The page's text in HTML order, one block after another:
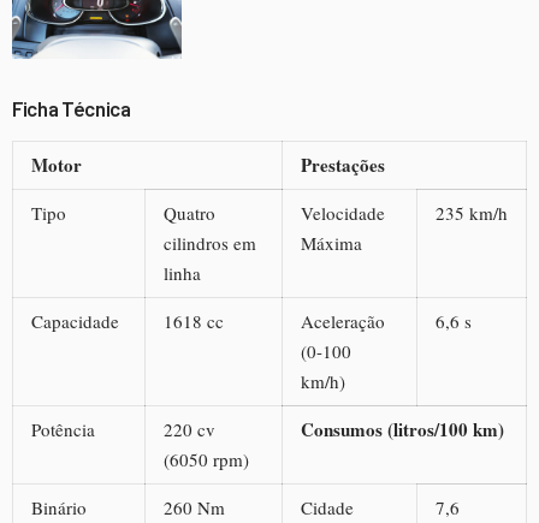
Ficha Técnica
Motor Prestações
Tipo
Quatro
cilindros em
linha
Velocidade
Máxima
235 km/h
Capacidade 1618 cc
Aceleração
(0-100
km/h)
6,6 s
Potência
220 cv
(6050 rpm)
Consumos (litros/100 km)
Binário
260 Nm
Cidade
7,6